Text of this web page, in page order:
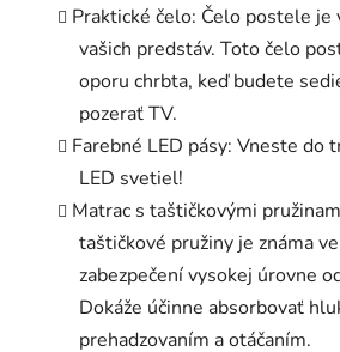
Praktické čelo: Čelo postele
vašich predstáv. Toto čelo
oporu chrbta, keď budete
pozerať TV.
Farebné LED pásy: Vneste do
LED svetiel!
Matrac s taštičkovými
taštičkové pružiny je známa
zabezpečení vysokej úrovne
Dokáže účinne absorbovať
prehadzovaním a otáčaním.